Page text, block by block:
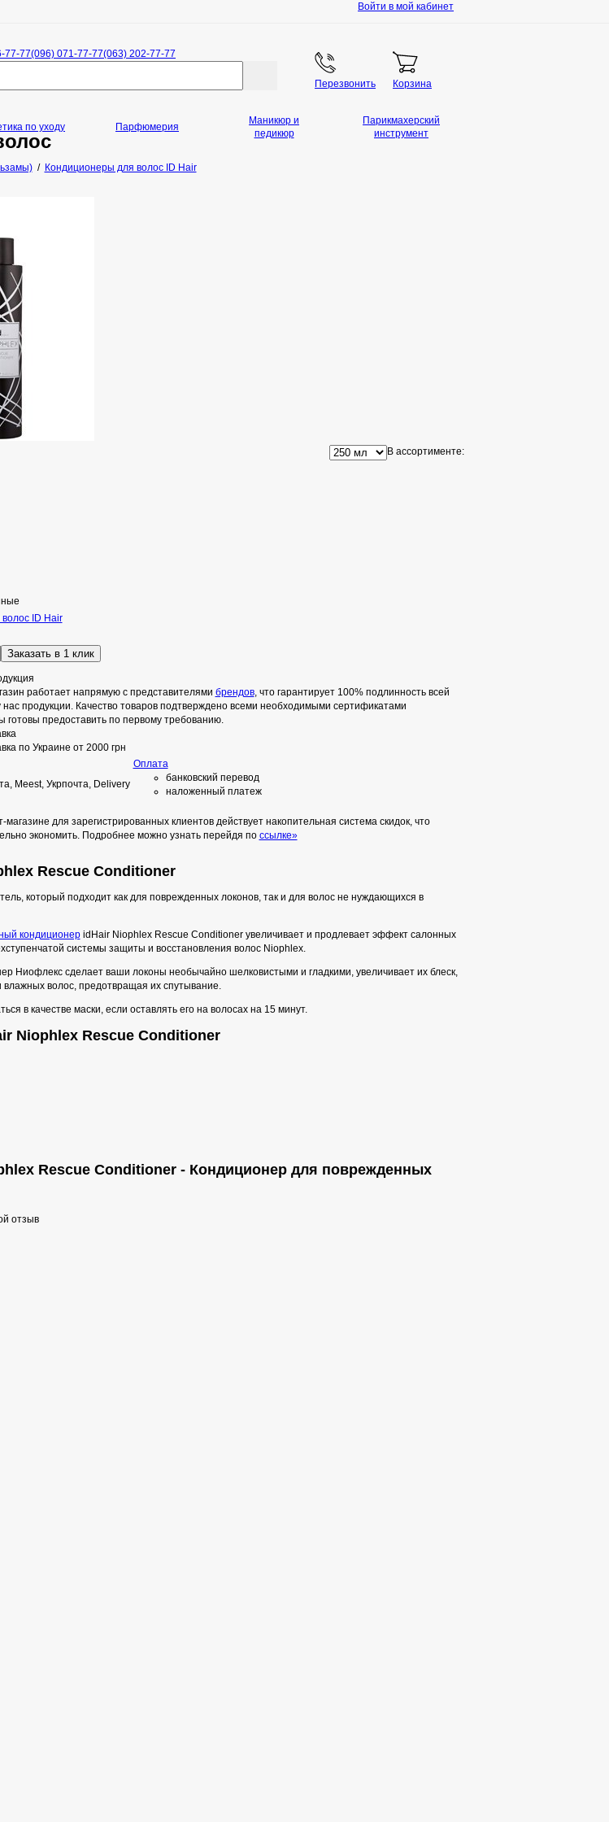
Войти в мой кабинет
77-77(096) 071-77-77(063) 202-77-77
Перезвонить Корзина
/ Кондиционеры для волос ID Hair
В ассортименте:
ID Hair
работает напрямую с представителями брендов, что гарантирует 100% подлинность всей
нас продукции. Качество товаров подтверждено всеми необходимыми сертификатами
готовы предоставить по первому требованию.
по Украине от 2000 грн
Meest, Укрпочта, Delivery
Оплата
банковский перевод
наложенный платеж
для зарегистрированных клиентов действует накопительная система скидок, что
экономить. Подробнее можно узнать перейдя по ссылке»
Rescue Conditioner
который подходит как для поврежденных локонов, так и для волос не нуждающихся в
кондиционерidHair Niophlex Rescue Conditioner увеличивает и продлевает эффект салонных
системы защиты и восстановления волос Niophlex.
Ниофлекс сделает ваши локоны необычайно шелковистыми и гладкими, увеличивает их блеск,
влажных волос, предотвращая их спутывание.
в качестве маски, если оставлять его на волосах на 15 минут.
Niophlex Rescue Conditioner
Rescue Conditioner - Кондиционер для поврежденных
отзыв
по уходу Парфюмерия
Маникюр и
педикюр
Парикмахерский
инструмент